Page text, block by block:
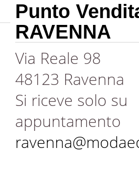
Punto
RAVENNA
Via Reale 98
48123 Ravenna
Si riceve solo su
appuntamento